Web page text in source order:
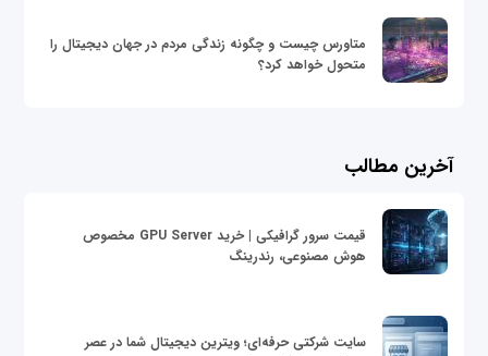
متاورس چیست و چگونه زندگی مردم در جهان دیجیتال را
متحول خواهد کرد؟
آخرین مطالب
قیمت سرور گرافیکی | خرید GPU Server مخصوص
هوش مصنوعی، رندرینگ
سایت شرکتی حرفه‌ای؛ ویترین دیجیتال شما در عصر